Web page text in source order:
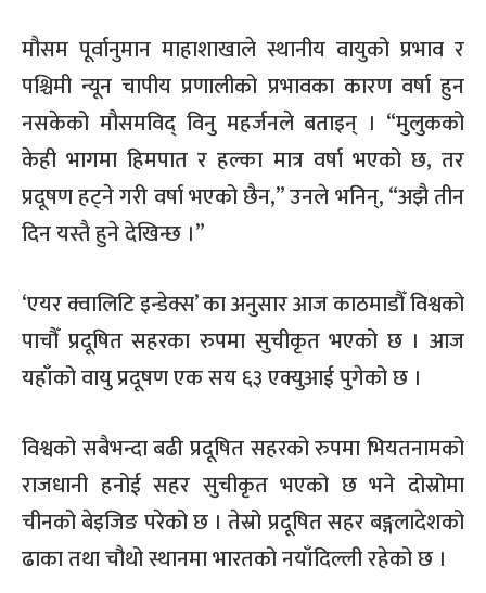
मौसम पूर्वानुमान माहाशाखाले स्थानीय वायुको प्रभाव र
पश्चिमी न्यून चापीय प्रणालीको प्रभावका कारण वर्षा हुन
नसकेको मौसमविद् विनु महर्जनले बताइन् । “मुलुकको
केही भागमा हिमपात र हल्का मात्र वर्षा भएको छ, तर
प्रदूषण हट्ने गरी वर्षा भएको छैन,” उनले भनिन्, “अझै तीन
दिन यस्तै हुने देखिन्छ ।”
‘एयर क्वालिटि इन्डेक्स’ का अनुसार आज काठमाडौँ विश्वको
पाचौँ प्रदूषित सहरका रुपमा सुचीकृत भएको छ । आज
यहाँको वायु प्रदूषण एक सय ६३ एक्युआई पुगेको छ ।
विश्वको सबैभन्दा बढी प्रदूषित सहरको रुपमा भियतनामको
राजधानी हनोई सहर सुचीकृत भएको छ भने दोस्रोमा
चीनको बेइजिङ परेको छ । तेस्रो प्रदूषित सहर बङ्गलादेशको
ढाका तथा चौथो स्थानमा भारतको नयाँदिल्ली रहेको छ ।